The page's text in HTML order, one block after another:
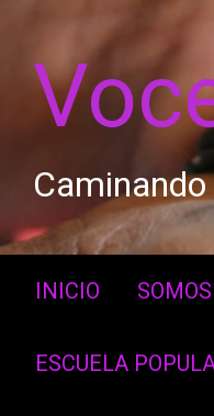
INICIO SOMOS
ESCUELA